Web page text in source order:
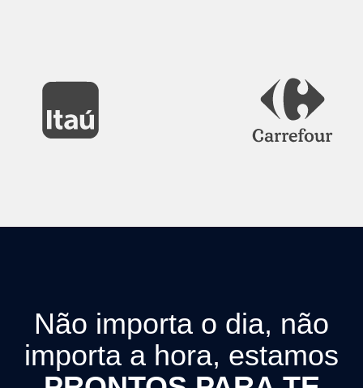
Não importa o dia, não
importa a hora, estamos